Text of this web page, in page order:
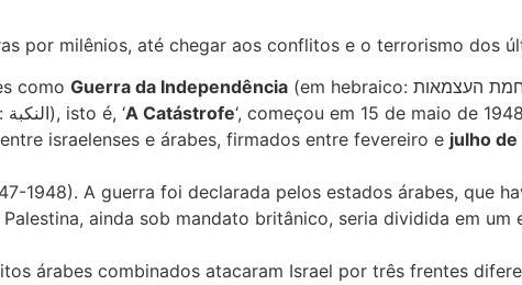
por milênios, até chegar aos conflitos e o terrorismo dos
como Guerra da Independência
(em árabe: النكبة), isto é, ‘A Catástrofe‘, começou em 15 de maio de
israelenses e árabes, firmados entre fevereiro e julho
1948). A guerra foi declarada pelos estados árabes, que
ainda sob mandato britânico, seria dividida em um
árabes combinados atacaram Israel por três frentes